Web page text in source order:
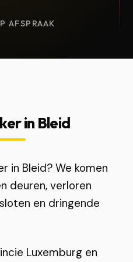
AFSPRAAK
in Bleid
in Bleid? We komen
deuren, verloren
en dringende
Luxemburg en